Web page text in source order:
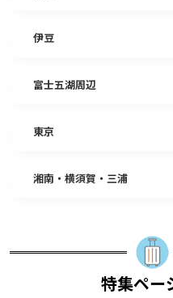
伊豆
富士五湖周辺
東京
湘南・横須賀・三浦
特集ペー